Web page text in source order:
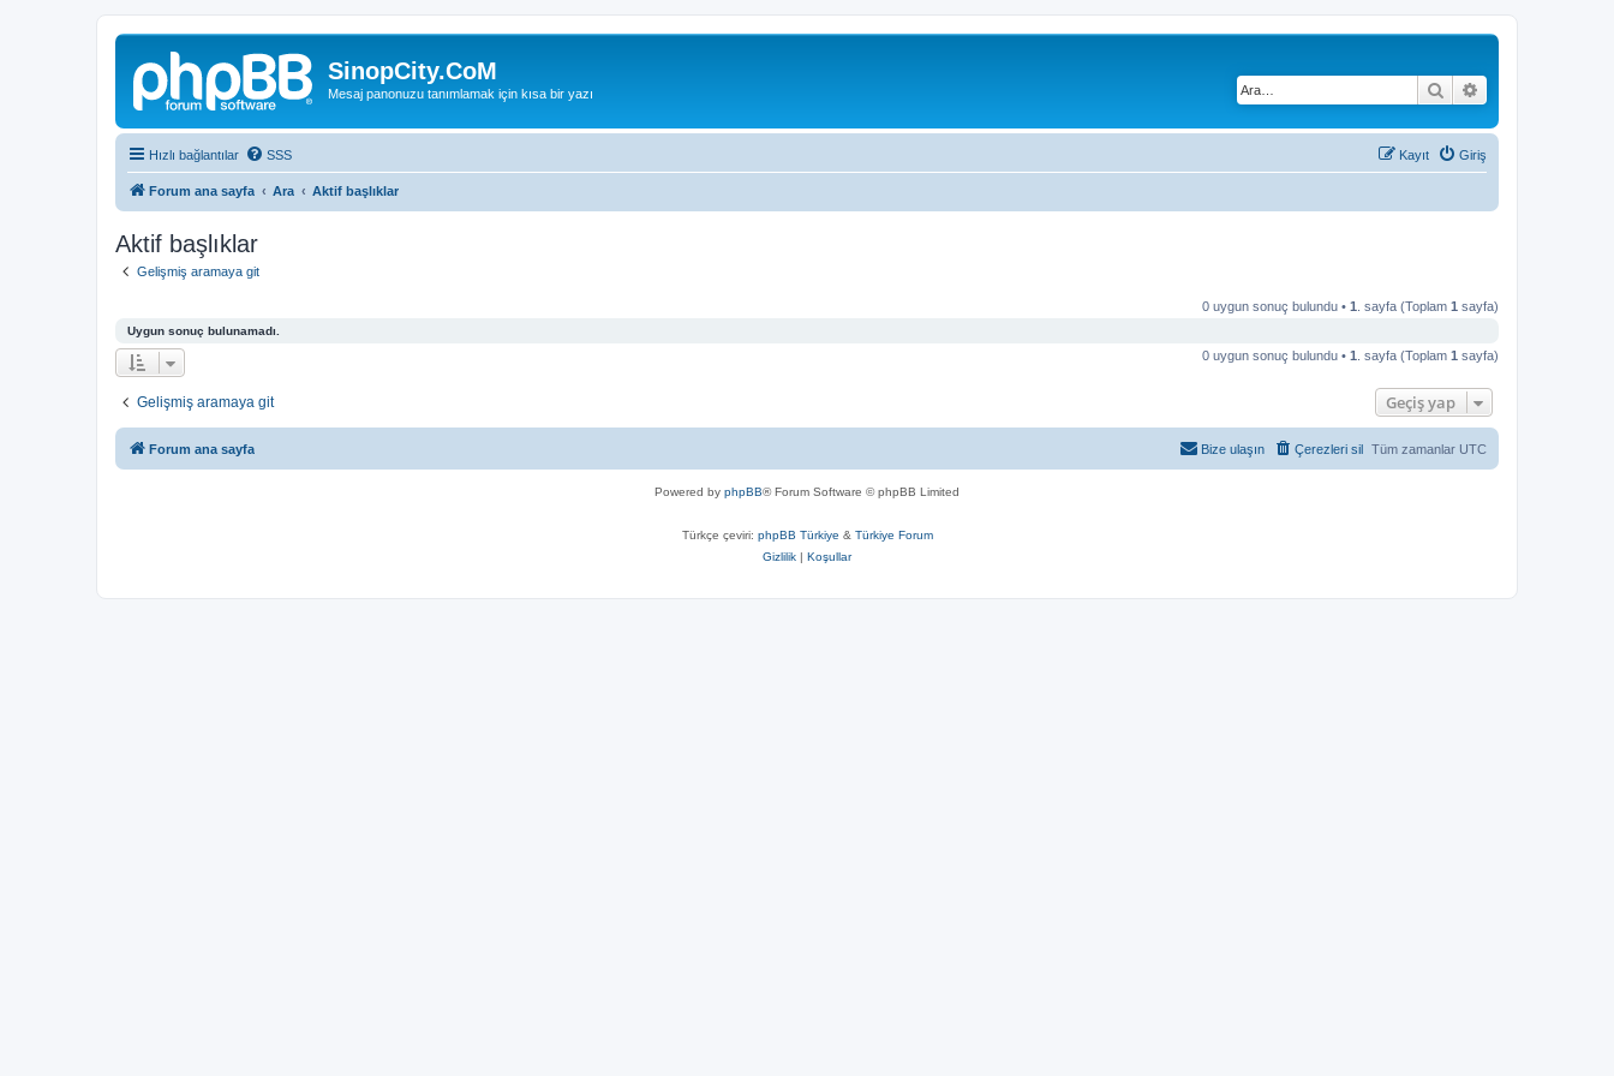
SinopCity.CoM
Mesaj panonuzu tanımlamak için kısa bir yazı Ara
Hızlı bağlantılar SSS Giriş
Kayıt
Forum ana sayfa Ara Aktif başlıklar
Aktif başlıklar
Gelişmiş aramaya git
0 uygun sonuç bulundu • 1 . sayfa (Toplam 1 sayfa)
Uygun sonuç bulunamadı.
0 uygun sonuç bulundu • 1 . sayfa (Toplam 1 sayfa)
Gelişmiş aramaya git Geçiş yap
Forum ana sayfa Tüm zamanlar UTC
Çerezleri sil
Bize ulaşın
Powered by phpBB® Forum Software © phpBB Limited
Türkçe çeviri: phpBB Türkiye & Türkiye Forum
Gizlilik | Koşullar